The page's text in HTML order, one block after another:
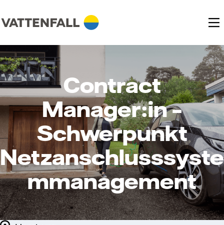
Contract
Manager:in –
Schwerpunkt
Netzanschlusssyste
mmanagement